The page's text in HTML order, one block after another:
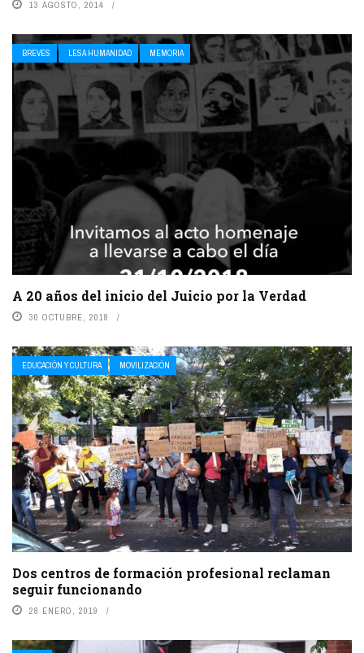
13 AGOSTO, 2014
BREVES LESA HUMANIDAD MEMORIA
A 20 años del inicio del Juicio por la Verdad
30 OCTUBRE, 2018
EDUCACIÓN Y CULTURA MOVILIZACIÓN
Dos centros de formación profesional reclaman
seguir funcionando
28 ENERO, 2019